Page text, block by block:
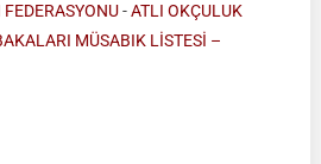
-ATLI OKÇULUK
MÜSABIK LİSTESİ –